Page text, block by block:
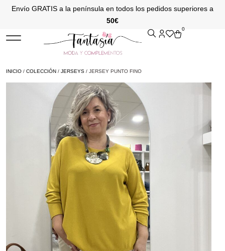
Envío GRATIS a la península en todos los pedidos superiores a
50€
0
INICIO / COLECCIÓN / JERSEYS / JERSEY PUNTO FINO